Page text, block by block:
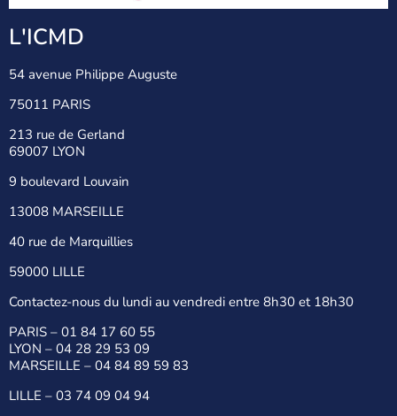
L'ICMD
54 avenue Philippe Auguste
75011 PARIS
213 rue de Gerland
69007 LYON
9 boulevard Louvain
13008 MARSEILLE
40 rue de Marquillies
59000 LILLE
Contactez-nous du lundi au vendredi entre 8h30 et 18h30
PARIS – 01 84 17 60 55
LYON – 04 28 29 53 09
MARSEILLE – 04 84 89 59 83
LILLE – 03 74 09 04 94